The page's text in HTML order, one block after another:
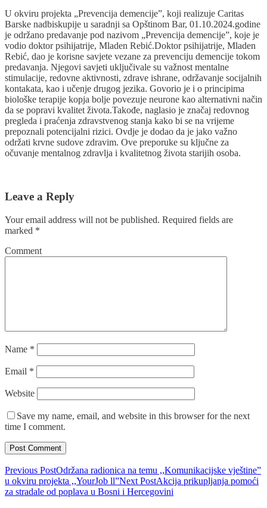
U okviru projekta „Prevencija demencije”, koji realizuje Caritas
Barske nadbiskupije u saradnji sa Opštinom Bar, 01.10.2024.godine
je održano predavanje pod nazivom „Prevencija demencije”, koje je
vodio doktor psihijatrije, Mladen Rebić.Doktor psihijatrije, Mladen
Rebić, dao je korisne savjete vezane za prevenciju demencije tokom
predavanja. Njegovi savjeti uključivale su važnost mentalne
stimulacije, redovne aktivnosti, zdrave ishrane, održavanje socijalnih
kontakata, kao i učenje drugog jezika. Govorio je i o principima
biološke terapije kopja bolje povezuje neurone kao alternativni način
da se popravi kvalitet života.Takođe, naglasio je značaj redovnog
pregleda i praćenja zdravstvenog stanja kako bi se na vrijeme
prepoznali potencijalni rizici. Ovdje je dodao da je jako važno
održati krvne sudove zdravim. Ove preporuke su ključne za
očuvanje mentalnog zdravlja i kvalitetnog života starijih osoba.
Leave a Reply
Your email address will not be published. Required fields are
marked *
Comment
Name *
Email *
Website
Save my name, email, and website in this browser for the next
time I comment.
Previous PostOdržana radionica na temu ,,Komunikacijske vještine”
u okviru projekta ,,YourJob ll”Next PostAkcija prikupljanja pomoći
za stradale od poplava u Bosni i Hercegovini